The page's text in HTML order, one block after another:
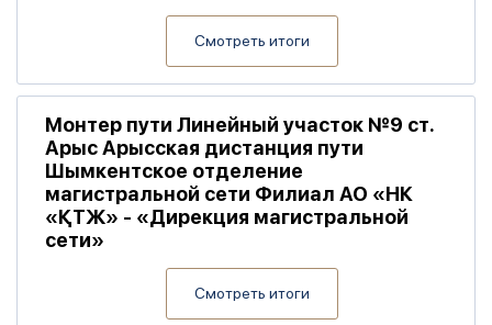
Смотреть итоги
Монтер пути Линейный участок №9 ст.
Арыс Арысская дистанция пути
Шымкентское отделение
магистральной сети Филиал АО «НК
«ҚТЖ» - «Дирекция магистральной
сети»
Смотреть итоги